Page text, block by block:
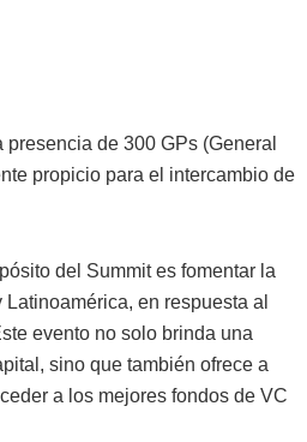
de 300 GPs (General
propicio para el intercambio de
del Summit es fomentar la
en respuesta al
evento no solo brinda una
sino que también ofrece a
a los mejores fondos de VC